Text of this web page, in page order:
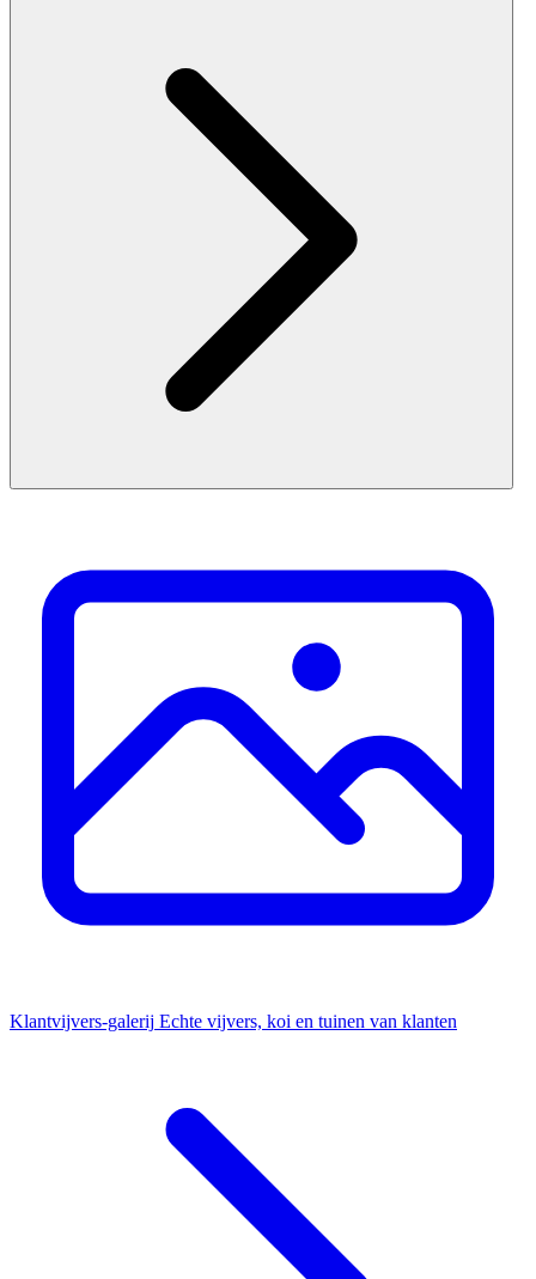
Klantvijvers-galerij Echte vijvers, koi en tuinen van klanten